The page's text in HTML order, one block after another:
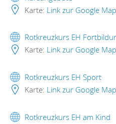
Karte: Link zur Google
Rotkreuzkurs EH
Karte: Link zur Google
Rotkreuzkurs EH Sport
Karte: Link zur Google
Rotkreuzkurs EH am Kind